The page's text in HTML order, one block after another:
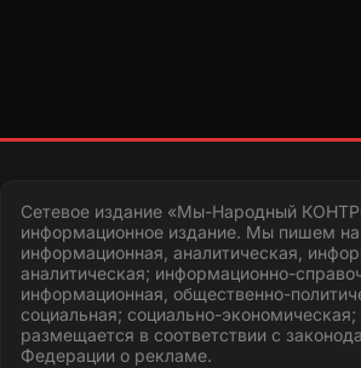
Сетевое издание «Мы-Народный
информационное издание. Мы пишем на
информационная, аналитическая,
аналитическая; информационно-
информационная, общественно-
социальная; социально-
размещается в соответствии с
Федерации о рекламе.